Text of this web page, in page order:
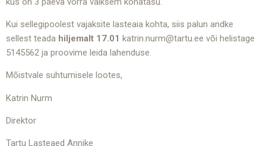
Kui sellegipoolest vajaksite lasteaia kohta, siis palun andke
sellest teada hiljemalt 17.01 katrin.nurm@tartu.ee või helistage
5145562 ja proovime leida lahenduse.
Mõistvale suhtumisele lootes,
Katrin Nurm
Direktor
Tartu Lasteaed Annike